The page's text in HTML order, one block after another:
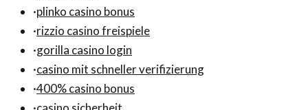
·plinko casino bonus
·rizzio casino freispiele
·gorilla casino login
·casino mit schneller verifizierung
·400% casino bonus